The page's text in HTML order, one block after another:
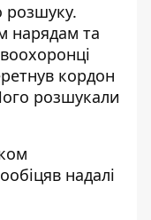
розшуку.
нарядам та
кордон
розшукали
надалі